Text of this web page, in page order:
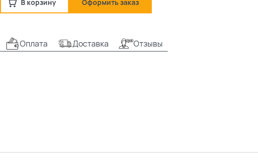
В корзину Оформить заказ
Оплата Доставка Отзывы